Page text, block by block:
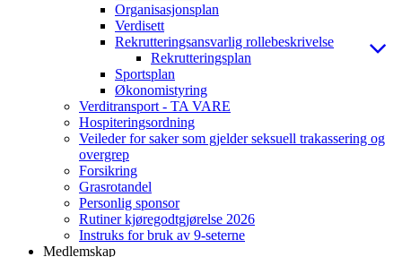
Organisasjonsplan
Verdisett
Rekrutteringsansvarlig rollebeskrivelse
Rekrutteringsplan
Sportsplan
Økonomistyring
Verditransport - TA VARE
Hospiteringsordning
Veileder for saker som gjelder seksuell trakassering og
overgrep
Forsikring
Grasrotandel
Personlig sponsor
Rutiner kjøregodtgjørelse 2026
Instruks for bruk av 9-seterne
Medlemskap